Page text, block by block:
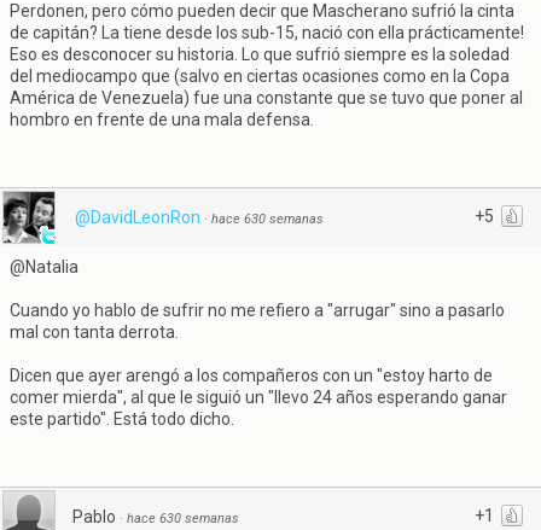
Perdonen, pero cómo pueden decir que Mascherano sufrió la cinta
de capitán? La tiene desde los sub-15, nació con ella prácticamente!
Eso es desconocer su historia. Lo que sufrió siempre es la soledad
del mediocampo que (salvo en ciertas ocasiones como en la Copa
América de Venezuela) fue una constante que se tuvo que poner al
hombro en frente de una mala defensa.
+5
@DavidLeonRon · hace 630 semanas
@Natalia
Cuando yo hablo de sufrir no me refiero a "arrugar" sino a pasarlo
mal con tanta derrota.
Dicen que ayer arengó a los compañeros con un "estoy harto de
comer mierda", al que le siguió un "llevo 24 años esperando ganar
este partido". Está todo dicho.
+1
Pablo · hace 630 semanas